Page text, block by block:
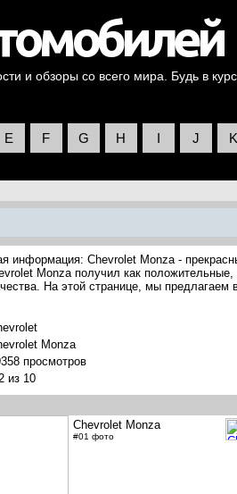
и обзоры со всего мира. Будь в
E F G H I J K
информация: Chevrolet Monza -
Monza получил как
На этой странице, мы
Monza
просмотров
из 10
Chevrolet Monza
#01 фото